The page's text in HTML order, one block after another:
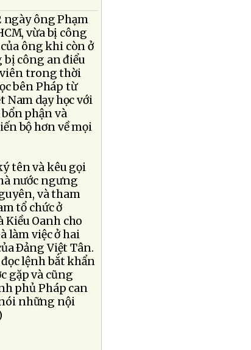
ngày ông Phạm
vừa bị công
ông khi còn ở
công an điểu
viên trong thời
bên Pháp từ
Nam dạy học với
phận và
bộ hơn về mọi
tên và kêu gọi
nước ngưng
và tham
tổ chức ở
Kiều Oanh cho
làm việc ở hai
Ðảng Việt Tân.
lệnh bắt khẩn
gặp và cũng
phủ Pháp can
những nội